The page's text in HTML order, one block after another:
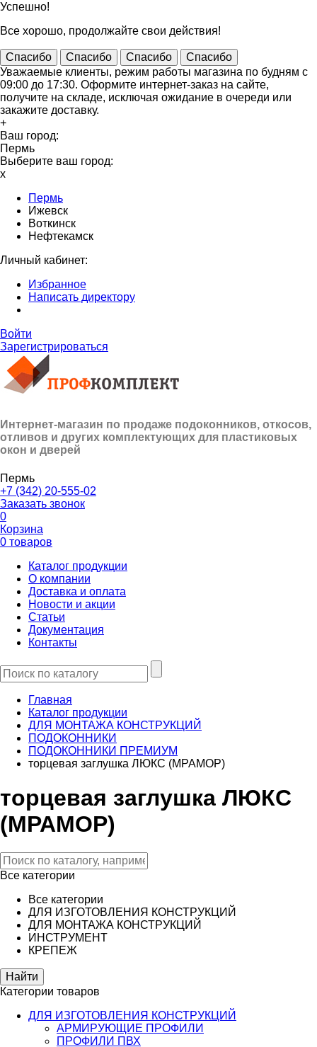
Успешно!
Все хорошо, продолжайте свои действия!
Спасибо Спасибо Спасибо
Спасибо
Уважаемые клиенты, режим работы магазина по будням с
09:00 до 17:30. Оформите интернет-заказ на сайте,
получите на складе, исключая ожидание в очереди или
закажите доставку.
+
Ваш город:
Пермь
Выберите ваш город:
x
Пермь
Ижевск
Воткинск
Нефтекамск
Личный кабинет:
Избранное
Написать директору
Войти
Зарегистрироваться
Интернет-магазин по продаже подоконников, откосов,
отливов и других комплектующих для пластиковых
окон и дверей
Пермь
+7 (342) 20-555-02
Заказать звонок
0
Корзина
0 товаров
Каталог продукции
О компании
Доставка и оплата
Новости и акции
Статьи
Документация
Контакты
Главная
Каталог продукции
ДЛЯ МОНТАЖА КОНСТРУКЦИЙ
ПОДОКОННИКИ
ПОДОКОННИКИ ПРЕМИУМ
торцевая заглушка ЛЮКС (МРАМОР)
торцевая заглушка ЛЮКС
(МРАМОР)
Все категории
Все категории
ДЛЯ ИЗГОТОВЛЕНИЯ КОНСТРУКЦИЙ
ДЛЯ МОНТАЖА КОНСТРУКЦИЙ
ИНСТРУМЕНТ
КРЕПЕЖ
Категории товаров
ДЛЯ ИЗГОТОВЛЕНИЯ КОНСТРУКЦИЙ
АРМИРУЮЩИЕ ПРОФИЛИ
ПРОФИЛИ ПВХ